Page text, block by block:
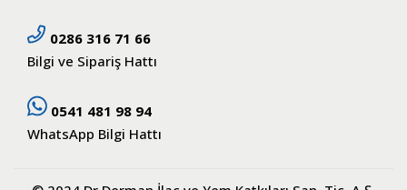
0286 316 71 66
Bilgi ve Sipariş Hattı
0541 481 98 94
WhatsApp Bilgi Hattı